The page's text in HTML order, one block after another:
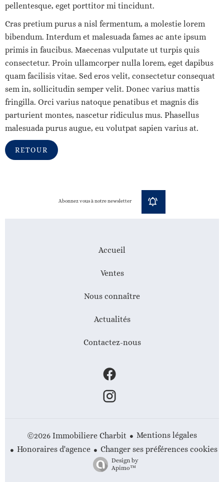
pellentesque, eget porttitor mi tincidunt.
Cras pretium purus a nisl fermentum, a molestie lorem
bibendum. Interdum et malesuada fames ac ante ipsum
primis in faucibus. Maecenas vulputate ut turpis quis
consectetur. Proin ullamcorper nulla lorem, eget dapibus
quam facilisis vitae. Sed eros velit, consectetur consequat
sem in, sollicitudin semper velit. Donec varius mattis
fringilla. Orci varius natoque penatibus et magnis dis
parturient montes, nascetur ridiculus mus. Phasellus
malesuada purus augue, eu volutpat sapien varius at.
RETOUR
Abonnez vous à notre newsletter
Accueil
Ventes
Nous connaître
Actualités
Contactez-nous
©2026 Immobiliere Charbit
Mentions légales
Honoraires d'agence
Changer ses préférences cookies
Design by
Apimo™